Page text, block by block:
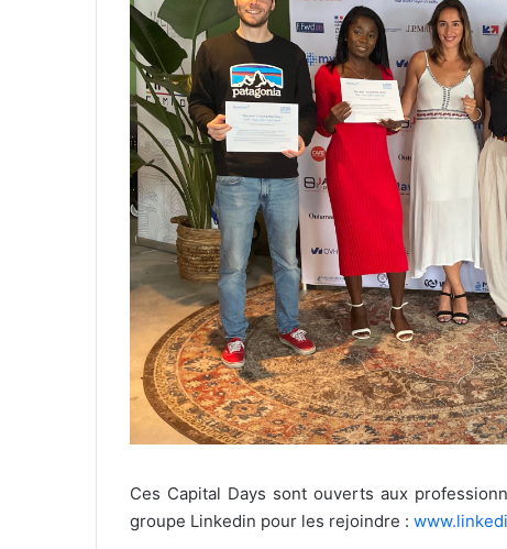
Ces Capital Days sont ouverts aux
groupe Linkedin pour les rejoindre :